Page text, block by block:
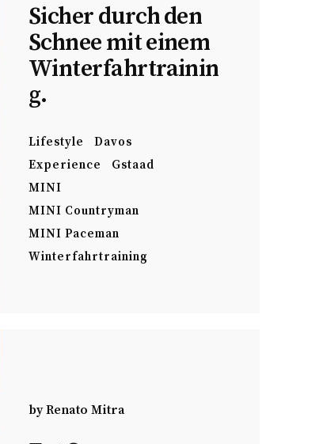
Sicher durch den
Schnee mit einem
Winterfahrtrainin
g.
Lifestyle
Davos
Experience
Gstaad
MINI
MINI Countryman
MINI Paceman
Winterfahrtraining
byRenato Mitra